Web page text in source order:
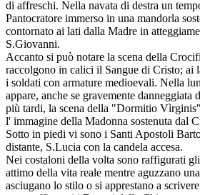
di affreschi. Nella navata di destra un
Pantocratore immerso in una mandorla
contornato ai lati dalla Madre in
S.Giovanni.
Accanto si può notare la scena della
raccolgono in calici il Sangue di Cristo; ai
i soldati con armature medioevali. Nella
appare, anche se gravemente danneggiata
più tardi, la scena della "Dormitio
l' immagine della Madonna sostenuta dal
Sotto in piedi vi sono i Santi Apostoli
distante, S.Lucia con la candela accesa.
Nei costaloni della volta sono raffigurati
attimo della vita reale mentre aguzzano
asciugano lo stilo o si apprestano a